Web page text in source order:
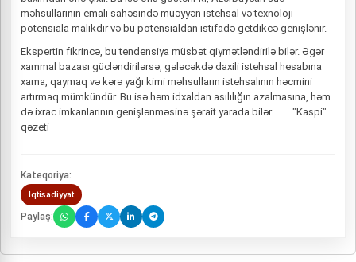
məhsullarının emalı sahəsində müəyyən istehsal və texnoloji
potensiala malikdir və bu potensialdan istifadə getdikcə genişlənir.
Ekspertin fikrincə, bu tendensiya müsbət qiymətləndirilə bilər. Əgər
xammal bazası gücləndirilərsə, gələcəkdə daxili istehsal hesabına
xama, qaymaq və kərə yağı kimi məhsulların istehsalının həcmini
artırmaq mümkündür. Bu isə həm idxaldan asılılığın azalmasına, həm
də ixrac imkanlarının genişlənməsinə şərait yarada bilər. "Kaspi"
qəzeti
Kateqoriya:
İqtisadiyyat
Paylaş: